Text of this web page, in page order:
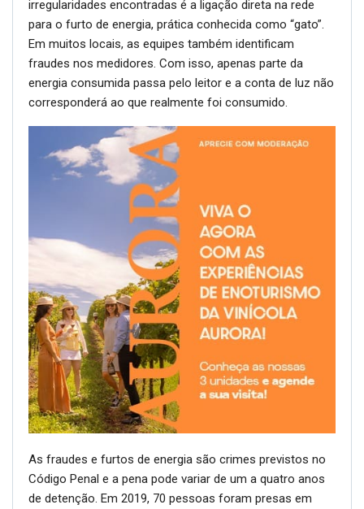
irregularidades encontradas é a ligação direta na rede
para o furto de energia, prática conhecida como “gato”.
Em muitos locais, as equipes também identificam
fraudes nos medidores. Com isso, apenas parte da
energia consumida passa pelo leitor e a conta de luz não
corresponderá ao que realmente foi consumido.
As fraudes e furtos de energia são crimes previstos no
Código Penal e a pena pode variar de um a quatro anos
de detenção. Em 2019, 70 pessoas foram presas em